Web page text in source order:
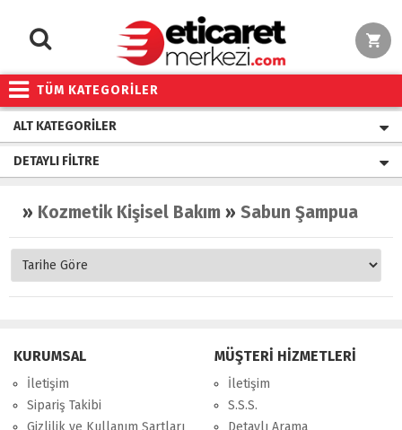
TÜM KATEGORİLER
ALT KATEGORILER
DETAYLI FILTRE
» Kozmetik Kişisel Bakım » Sabun Şampuan Jel
KURUMSAL
İletişim
Sipariş Takibi
Gizlilik ve Kullanım Şartları
MÜŞTERİ HİZMETLERİ
İletişim
S.S.S.
Detaylı Arama